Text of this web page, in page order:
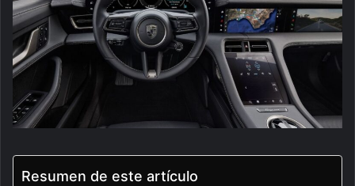
Resumen de este artículo